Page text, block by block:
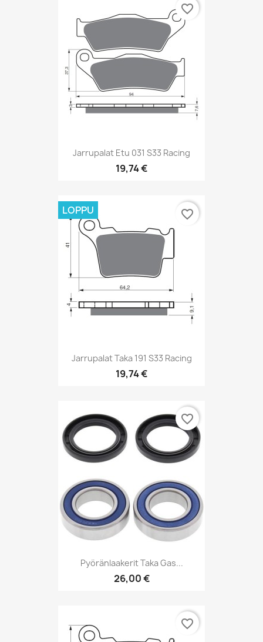
Jarrupalat Etu 031 S33 Racing
19,74 €
favorite_border
Jarrupalat Taka 191 S33 Racing
19,74 €
LOPPU favorite_border
Pyöränlaakerit Taka Gas...
26,00 €
favorite_border
favorite_border